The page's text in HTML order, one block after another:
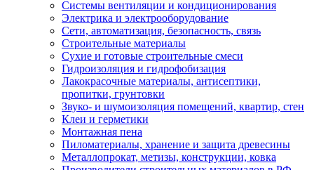
Системы вентиляции и кондиционирования
Электрика и электрооборудование
Сети, автоматизация, безопасность, связь
Строительные материалы
Сухие и готовые строительные смеси
Гидроизоляция и гидрофобизация
Лакокрасочные материалы, антисептики,
пропитки, грунтовки
Звуко- и шумоизоляция помещений, квартир, стен
Клеи и герметики
Монтажная пена
Пиломатериалы, хранение и защита древесины
Металлопрокат, метизы, конструкции, ковка